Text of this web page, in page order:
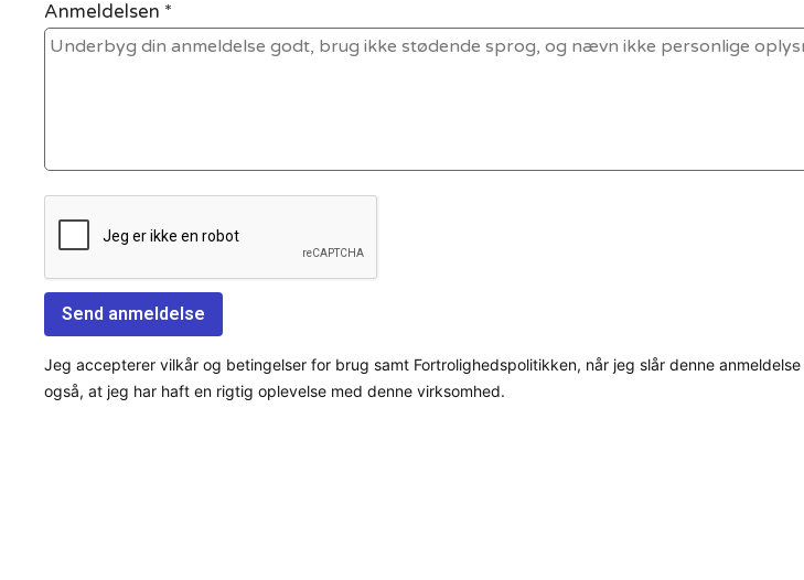
Anmeldelsen *
Jeg accepterer vilkår og betingelser for brug samt Fortrolighedspolitikken, når jeg slår denne
også, at jeg har haft en rigtig oplevelse med denne virksomhed.